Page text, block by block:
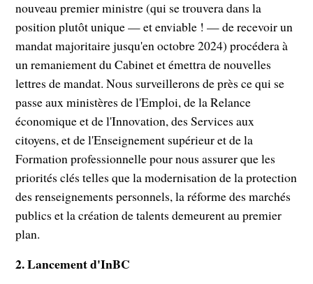
nouveau premier ministre (qui se trouvera dans la
position plutôt unique — et enviable ! — de recevoir un
mandat majoritaire jusqu'en octobre 2024) procédera à
un remaniement du Cabinet et émettra de nouvelles
lettres de mandat. Nous surveillerons de près ce qui se
passe aux ministères de l'Emploi, de la Relance
économique et de l'Innovation, des Services aux
citoyens, et de l'Enseignement supérieur et de la
Formation professionnelle pour nous assurer que les
priorités clés telles que la modernisation de la protection
des renseignements personnels, la réforme des marchés
publics et la création de talents demeurent au premier
plan.
2.Lancement d'InBC